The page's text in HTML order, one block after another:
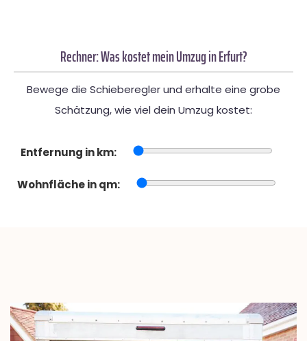
Rechner: Was kostet mein Umzug in Erfurt?
Bewege die Schieberegler und erhalte eine grobe
Schätzung, wie viel dein Umzug kostet:
Entfernung in km:
Wohnfläche in qm: